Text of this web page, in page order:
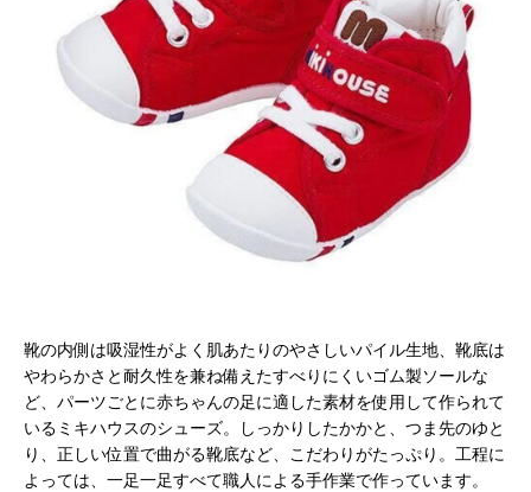
靴の内側は吸湿性がよく肌あたりのやさしいパイル生地、靴底は
やわらかさと耐久性を兼ね備えたすべりにくいゴム製ソールな
ど、パーツごとに赤ちゃんの足に適した素材を使用して作られて
いるミキハウスのシューズ。しっかりしたかかと、つま先のゆと
り、正しい位置で曲がる靴底など、こだわりがたっぷり。工程に
よっては、一足一足すべて職人による手作業で作っています。